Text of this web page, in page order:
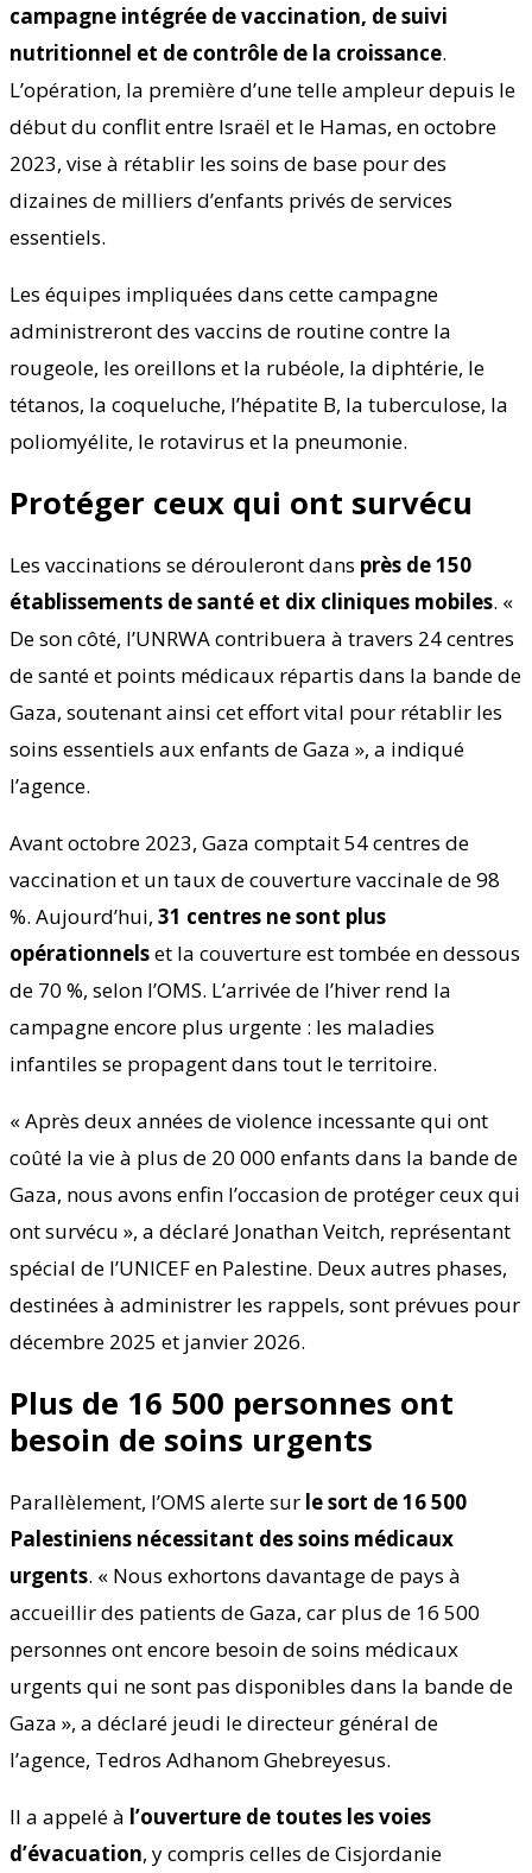
campagne intégrée de vaccination, de suivi
nutritionnel et de contrôle de la croissance.
L’opération, la première d’une telle ampleur depuis le
début du conflit entre Israël et le Hamas, en octobre
2023, vise à rétablir les soins de base pour des
dizaines de milliers d’enfants privés de services
essentiels.
Les équipes impliquées dans cette campagne
administreront des vaccins de routine contre la
rougeole, les oreillons et la rubéole, la diphtérie, le
tétanos, la coqueluche, l’hépatite B, la tuberculose, la
poliomyélite, le rotavirus et la pneumonie.
Protéger ceux qui ont survécu
Les vaccinations se dérouleront dans près de 150
établissements de santé et dix cliniques mobiles. «
De son côté, l’UNRWA contribuera à travers 24 centres
de santé et points médicaux répartis dans la bande de
Gaza, soutenant ainsi cet effort vital pour rétablir les
soins essentiels aux enfants de Gaza », a indiqué
l’agence.
Avant octobre 2023, Gaza comptait 54 centres de
vaccination et un taux de couverture vaccinale de 98
%. Aujourd’hui, 31 centres ne sont plus
opérationnelset la couverture est tombée en dessous
de 70 %, selon l’OMS. L’arrivée de l’hiver rend la
campagne encore plus urgente : les maladies
infantiles se propagent dans tout le territoire.
« Après deux années de violence incessante qui ont
coûté la vie à plus de 20 000 enfants dans la bande de
Gaza, nous avons enfin l’occasion de protéger ceux qui
ont survécu », a déclaré Jonathan Veitch, représentant
spécial de l’UNICEF en Palestine. Deux autres phases,
destinées à administrer les rappels, sont prévues pour
décembre 2025 et janvier 2026.
Plus de 16 500 personnes ont
besoin de soins urgents
Parallèlement, l’OMS alerte sur le sort de 16 500
Palestiniens nécessitant des soins médicaux
urgents. « Nous exhortons davantage de pays à
accueillir des patients de Gaza, car plus de 16 500
personnes ont encore besoin de soins médicaux
urgents qui ne sont pas disponibles dans la bande de
Gaza », a déclaré jeudi le directeur général de
l’agence, Tedros Adhanom Ghebreyesus.
Il a appelé à l’ouverture de toutes les voies
d’évacuation, y compris celles de Cisjordanie